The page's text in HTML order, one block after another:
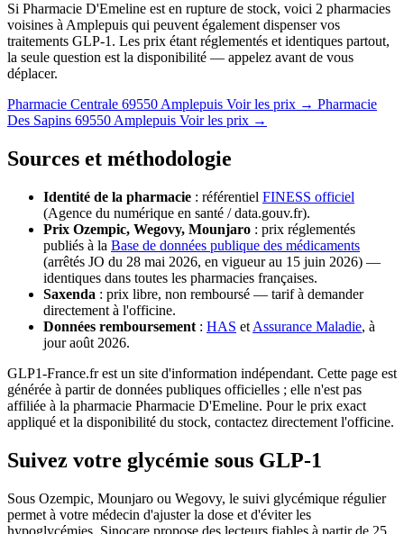
Si Pharmacie D'Emeline est en rupture de stock, voici 2 pharmacies
voisines à Amplepuis qui peuvent également dispenser vos
traitements GLP-1. Les prix étant réglementés et identiques partout,
la seule question est la disponibilité — appelez avant de vous
déplacer.
Pharmacie Centrale 69550 Amplepuis Voir les prix → Pharmacie
Des Sapins 69550 Amplepuis Voir les prix →
Sources et méthodologie
Identité de la pharmacie : référentiel FINESS officiel
(Agence du numérique en santé / data.gouv.fr).
Prix Ozempic, Wegovy, Mounjaro : prix réglementés
publiés à la Base de données publique des médicaments
(arrêtés JO du 28 mai 2026, en vigueur au 15 juin 2026) —
identiques dans toutes les pharmacies françaises.
Saxenda : prix libre, non remboursé — tarif à demander
directement à l'officine.
Données remboursement : HAS et Assurance Maladie, à
jour août 2026.
GLP1-France.fr est un site d'information indépendant. Cette page est
générée à partir de données publiques officielles ; elle n'est pas
affiliée à la pharmacie Pharmacie D'Emeline. Pour le prix exact
appliqué et la disponibilité du stock, contactez directement l'officine.
Suivez votre glycémie sous GLP-1
Sous Ozempic, Mounjaro ou Wegovy, le suivi glycémique régulier
permet à votre médecin d'ajuster la dose et d'éviter les
hypoglycémies. Sinocare propose des lecteurs fiables à partir de 25